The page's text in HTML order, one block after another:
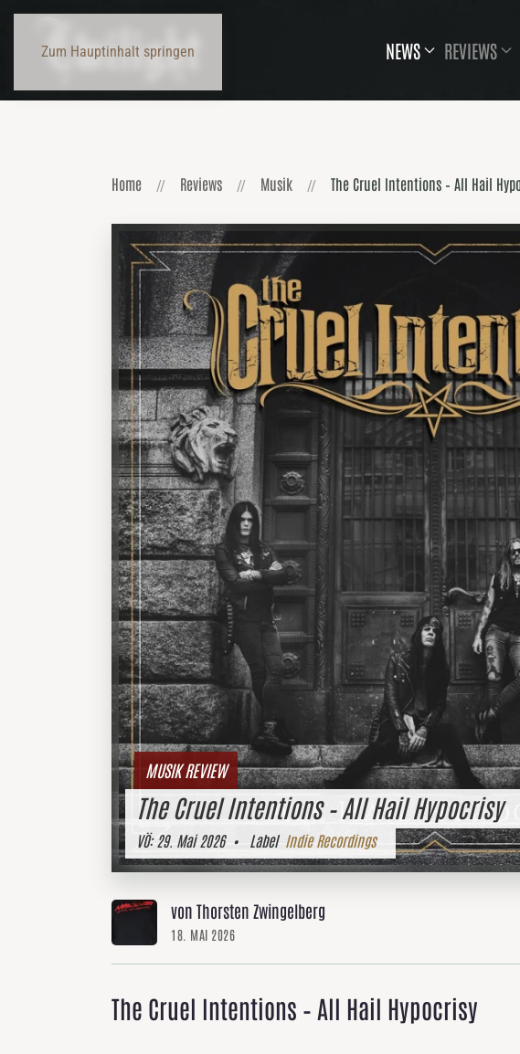
Zum Hauptinhalt springen NEWS REVIEWS
Home Reviews Musik The Cruel Intentions – All Hail
MUSIK REVIEW
The Cruel Intentions – All Hail Hypocrisy
VÖ:29. Mai 2026• Label Indie Recordings
von Thorsten Zwingelberg
18. MAI 2026
The Cruel Intentions – All Hail Hypocrisy